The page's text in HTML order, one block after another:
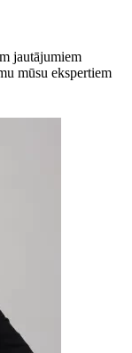
jautājumiem
mūsu ekspertiem